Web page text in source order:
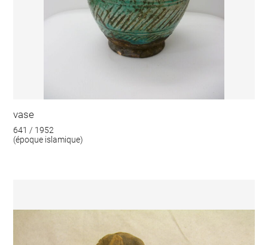
vase
641 / 1952
(époque islamique)